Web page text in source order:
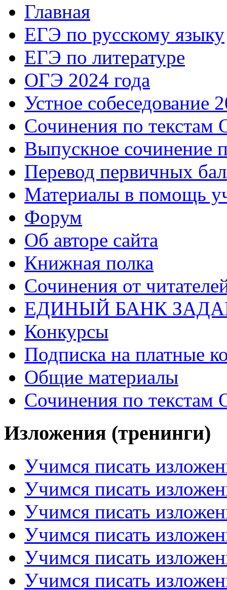
Главная
ЕГЭ по русскому языку
ЕГЭ по литературе
ОГЭ 2024 года
Устное собеседование
Сочинения по текстам
Выпускное сочинение
Перевод первичных
Материалы в помощь
Форум
Об авторе сайта
Книжная полка
Cочинения от
ЕДИНЫЙ БАНК
Конкурсы
Подписка на платные
Общие материалы
Сочинения по текстам
Изложения (тренинги)
Учимся писать
Учимся писать
Учимся писать
Учимся писать
Учимся писать
Учимся писать